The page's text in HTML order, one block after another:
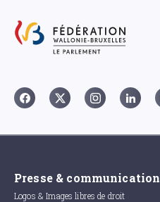
Presse & communication
Logos & Images libres de droit